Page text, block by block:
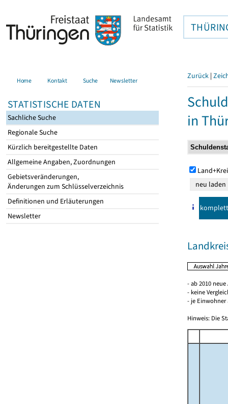
Home Kontakt Suche Newsletter
STATISTISCHE DATEN
Sachliche Suche
Regionale Suche
Kürzlich bereitgestellte Daten
Allgemeine Angaben, Zuordnungen
Gebietsveränderungen,
Änderungen zum Schlüsselverzeichnis
Definitionen und Erläuterungen
Newsletter
Zurück |
in
komplett
- ab 2010
- keine
- je Einwohner
Hinweis: Die